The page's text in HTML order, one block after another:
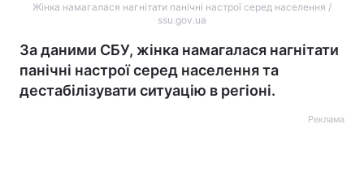
Жінка намагалася нагнітати панічні настрої серед населення /
ssu.gov.ua
За даними СБУ, жінка намагалася нагнітати
панічні настрої серед населення та
дестабілізувати ситуацію в регіоні.
Реклама